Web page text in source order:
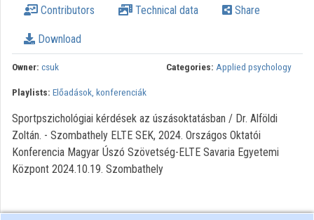
Organization playlists
Organizations
Contributors
Contributors Technical data Share
Download
Owner: csuk Categories: Applied psychology
Playlists: Előadások, konferenciák
Sportpszichológiai kérdések az úszásoktatásban / Dr. Alföldi
Zoltán. - Szombathely ELTE SEK, 2024. Országos Oktatói
Konferencia Magyar Úszó Szövetség-ELTE Savaria Egyetemi
Központ 2024.10.19. Szombathely